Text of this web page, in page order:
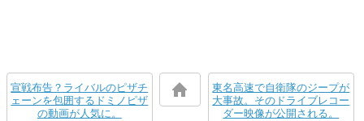
宣戦布告？ライバルのピザチ
ェーンを包囲するドミノピザ
の動画が人気に。
東名高速で自衛隊のジープが
大事故。そのドライブレコー
ダー映像が公開される。